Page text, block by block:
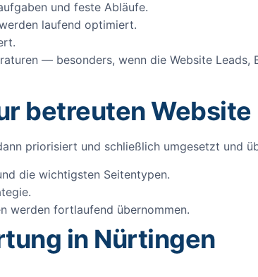
und feste Abläufe.
laufend optimiert.
— besonders, wenn die Website Leads,
betreuten Website
priorisiert und schließlich umgesetzt und
die wichtigsten Seitentypen.
werden fortlaufend übernommen.
in Nürtingen